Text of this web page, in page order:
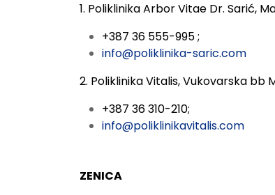
1. Poliklinika Arbor Vitae Dr. Sarić,
+387 36 555-995 ;
info@poliklinika-saric.com
2. Poliklinika Vitalis, Vukovarska bb
+387 36 310-210;
info@poliklinikavitalis.com
ZENICA